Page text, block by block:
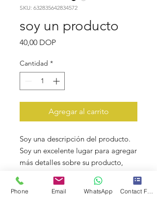
SKU: 632835642834572
soy un producto
40,00 DOPPrecio
Cantidad *
Agregar al carrito
Soy una descripción del producto.
Soy un excelente lugar para agregar
más detalles sobre su producto,
como el tamaño, el material, las
instrucciones de cuidado y las
Phone Email WhatsApp Contact Form